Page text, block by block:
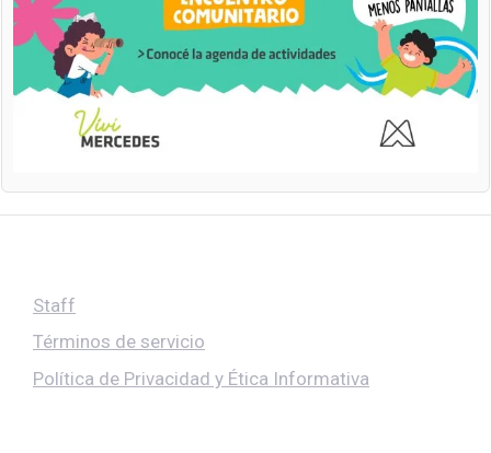
Staff
Términos de servicio
Política de Privacidad y Ética Informativa